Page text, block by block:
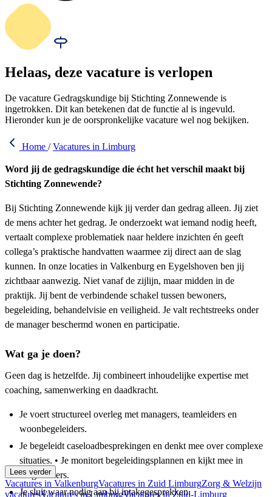
Helaas, deze vacature is verlopen
De vacature Gedragskundige bij Stichting Zonnewende is
ingetrokken. Dit kan betekenen dat de functie al is ingevuld.
Hieronder kun je de oorspronkelijke vacature wel nog bekijken.
Home / Vacatures in Limburg
Word jij de gedragskundige die écht het verschil maakt bij
Stichting Zonnewende?
Bij Stichting Zonnewende kijk jij verder dan gedrag alleen. Jij ziet
de mens achter het gedrag. Je onderzoekt wat iemand nodig heeft,
vertaalt complexe problematiek naar heldere inzichten én geeft
collega’s praktische handvatten waarmee zij direct aan de slag
kunnen. In onze locaties in Valkenburg en Eygelshoven ben jij
zichtbaar aanwezig. Niet vanaf de zijlijn, maar midden in de
praktijk. Jij bent de verbindende schakel tussen bewoners,
begeleiding, behandelvisie en veiligheid. Je valt rechtstreeks onder
de manager beschermd wonen en participatie.
Wat ga je doen?
Geen dag is hetzelfde. Jij combineert inhoudelijke expertise met
coaching, samenwerking en daadkracht.
Je voert structureel overleg met managers, teamleiders en
woonbegeleiders.
Je begeleidt caseloadbesprekingen en denkt mee over complexe
situaties. • Je monitort begeleidingsplannen en kijkt mee in
zorgdossiers.
Je sluit waar nodig aan bij intakegesprekken.
Lees verder
Vacatures in ValkenburgVacatures in Zuid LimburgZorg & Welzijn
vacaturesVacatures in LimburgVacatures in Zuid-Limburg